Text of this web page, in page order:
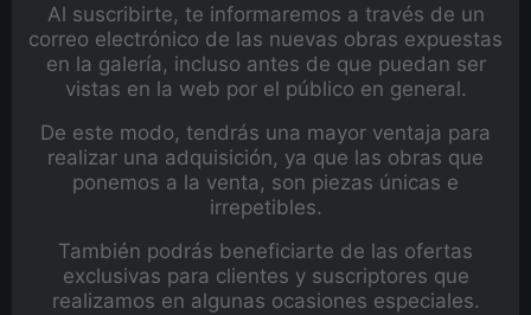
Al suscribirte, te informaremos a través de un
correo electrónico de las nuevas obras expuestas
en la galería, incluso antes de que puedan ser
vistas en la web por el público en general.
De este modo, tendrás una mayor ventaja para
realizar una adquisición, ya que las obras que
ponemos a la venta, son piezas únicas e
irrepetibles.
También podrás beneficiarte de las ofertas
exclusivas para clientes y suscriptores que
realizamos en algunas ocasiones especiales.